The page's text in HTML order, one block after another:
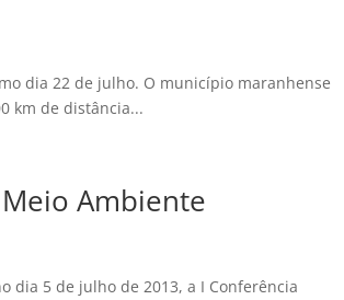
dia 22 de julho. O município maranhense
km de distância...
Ambiente
dia 5 de julho de 2013, a I Conferência